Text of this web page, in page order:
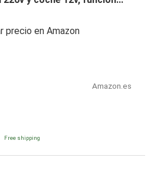
precio en Amazon
Amazon.es
Free shipping